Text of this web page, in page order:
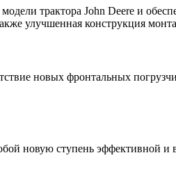
трактора John Deere и
улучшенная конструкция
новых фронтальных
новую ступень эффективной и